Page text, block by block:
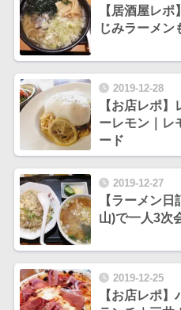
【居酒屋レ
じみラーメン
2019-12-28
【お店レポ
ーレモン｜レ
ード
2019-12-27
【ラーメン
山)で一人3次
2019-12-25
【お店レポ